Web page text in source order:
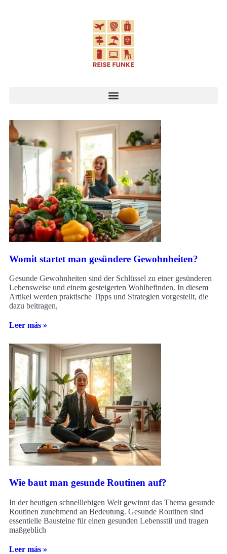
Womit startet man gesündere Gewohnheiten?
Gesunde Gewohnheiten sind der Schlüssel zu einer gesünderen
Lebensweise und einem gesteigerten Wohlbefinden. In diesem
Artikel werden praktische Tipps und Strategien vorgestellt, die
dazu beitragen,
Leer más »
Wie baut man gesunde Routinen auf?
In der heutigen schnelllebigen Welt gewinnt das Thema gesunde
Routinen zunehmend an Bedeutung. Gesunde Routinen sind
essentielle Bausteine für einen gesunden Lebensstil und tragen
maßgeblich
Leer más »